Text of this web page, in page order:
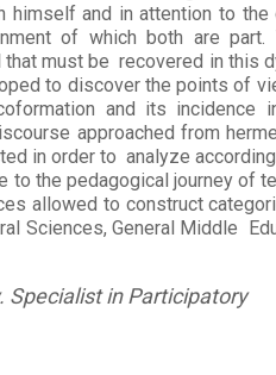
and in attention to the
of which both are part.
must be recovered in this
to discover the points of
and its incidence
approached from
in order to analyze
the pedagogical journey of
allowed to construct
Sciences, General Middle
Specialist in Participatory